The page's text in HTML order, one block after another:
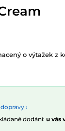
o výtažek z
›
dodání: u vás